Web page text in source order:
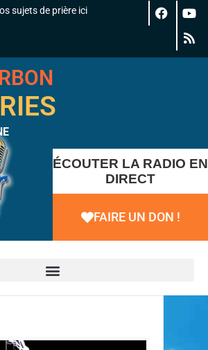
sujets de prière ici
ÉCOUTER LA RADIO EN
DIRECT
FAIRE UN DON !